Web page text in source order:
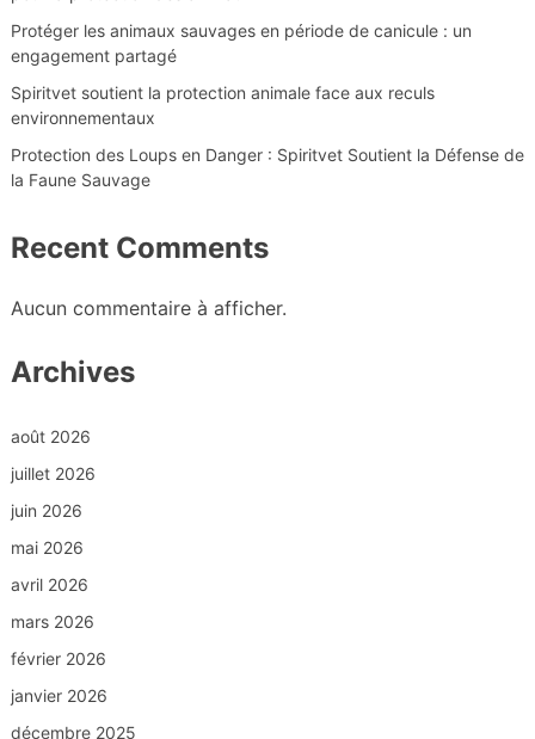
Protéger les animaux sauvages en période de canicule : un
engagement partagé
Spiritvet soutient la protection animale face aux reculs
environnementaux
Protection des Loups en Danger : Spiritvet Soutient la Défense de
la Faune Sauvage
Recent Comments
Aucun commentaire à afficher.
Archives
août 2026
juillet 2026
juin 2026
mai 2026
avril 2026
mars 2026
février 2026
janvier 2026
décembre 2025